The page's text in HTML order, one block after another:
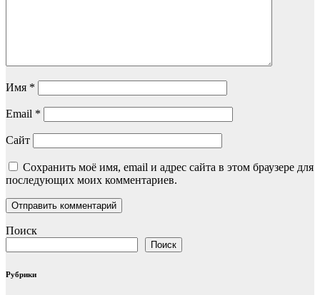
Имя *
Email *
Сайт
Сохранить моё имя, email и адрес сайта в этом браузере для
последующих моих комментариев.
Поиск
Поиск
Рубрики